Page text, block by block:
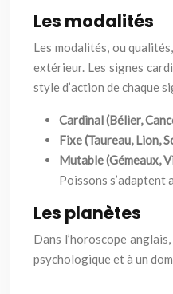
Les modalités
Les modalités, ou
extérieur. Les signes
style d’action de chaque
Cardinal (Bélier,
Fixe (Taureau, Lion,
Mutable (Gémeaux,
Poissons s’adaptent
Les planètes
Dans l’horoscope
psychologique et à un